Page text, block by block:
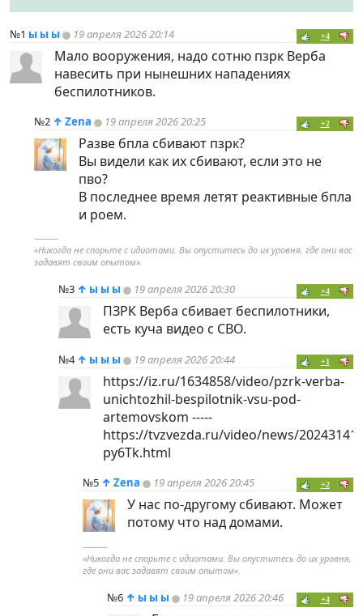
№1 ы ы ы 19 апреля 2026 20:14 +4
Мало вооружения, надо сотню пзрк Верба
навесить при нынешних нападениях
беспилотников.
№2 ↑ Zena 19 апреля 2026 20:25 +2
Разве бпла сбивают пзрк?
Вы видели как их сбивают, если это не
пво?
В последнее время летят реактивные бпла
и роем.
----------
«Никогда не спорьте с идиотами. Вы опуститесь до их уровня, где они вас
задавят своим опытом».
№3 ↑ ы ы ы 19 апреля 2026 20:30 +4
ПЗРК Верба сбивает беспилотники,
есть куча видео с СВО.
№4 ↑ ы ы ы 19 апреля 2026 20:44 +1
https://iz.ru/1634858/video/pzrk-verba-
unichtozhil-bespilotnik-vsu-pod-
artemovskom -----
https://tvzvezda.ru/video/news/
py6Tk.html
№5 ↑ Zena 19 апреля 2026 20:45 +2
У нас по-другому сбивают. Может
потому что над домами.
----------
«Никогда не спорьте с идиотами. Вы опуститесь до их уровня,
где они вас задавят своим опытом».
№6 ↑ ы ы ы 19 апреля 2026 20:46 +4